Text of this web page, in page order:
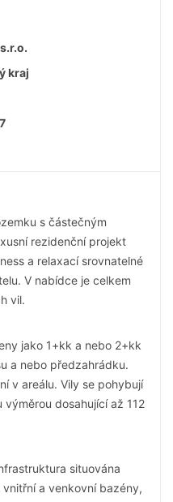
kraj
s částečným
rezidenční projekt
a relaxací srovnatelné
V nabídce je celkem
vil.
jako 1+kk a nebo 2+kk
a nebo předzahrádku.
v areálu. Vily se pohybují
dosahující až 112
situována
a venkovní bazény,